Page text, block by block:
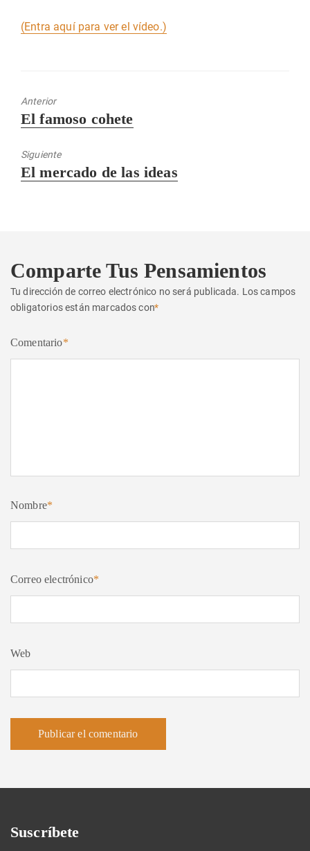
(Entra aquí para ver el vídeo.)
Anterior
Entrada
El famoso cohete
Siguiente
Entrada
El mercado de las ideas
Comparte Tus Pensamientos
Tu dirección de correo electrónico no será publicada. Los campos
obligatorios están marcados con*
Comentario*
Nombre*
Correo electrónico*
Web
Suscríbete